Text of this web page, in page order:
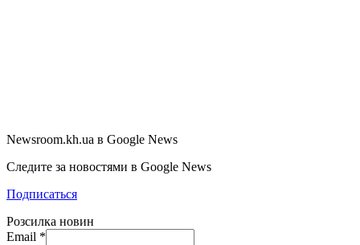
Newsroom.kh.ua в Google News
Следите за новостями в Google News
Подписаться
Розсилка новин
Email *